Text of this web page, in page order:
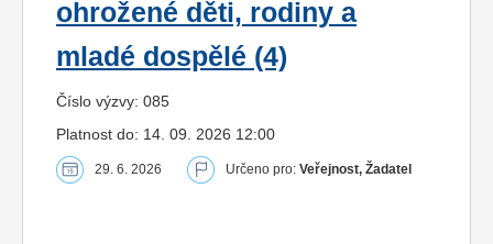
ohrožené děti, rodiny a
mladé dospělé (4)
Číslo výzvy: 085
Platnost do: 14. 09. 2026 12:00
29. 6. 2026 Určeno pro: Veřejnost, Žadatel